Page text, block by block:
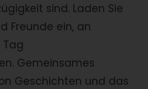
sind. Laden Sie
Freunde ein, an
Gemeinsames
Geschichten und das